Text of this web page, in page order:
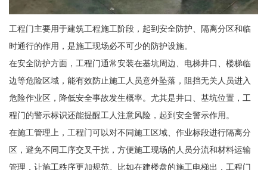
工程门主要用于建筑工程施工阶段，起到安全防护、隔离分区和临
时通行的作用，是施工现场必不可少的防护设施。
在安全防护方面，工程门通常安装在基坑周边、电梯井口、楼梯临
边等危险区域，能有效防止施工人员意外坠落，阻挡无关人员进入
危险作业区，降低安全事故发生概率。尤其是井口、基坑位置，工
程门的警示标识还能提醒工人注意风险，起到安全警示作用。
在施工管理上，工程门可以对不同施工区域、作业标段进行隔离分
区，避免不同工序交叉干扰，方便施工现场的人员分流和材料运输
管理，让施工秩序更加规范。比如在建楼盘的施工电梯出，工程门